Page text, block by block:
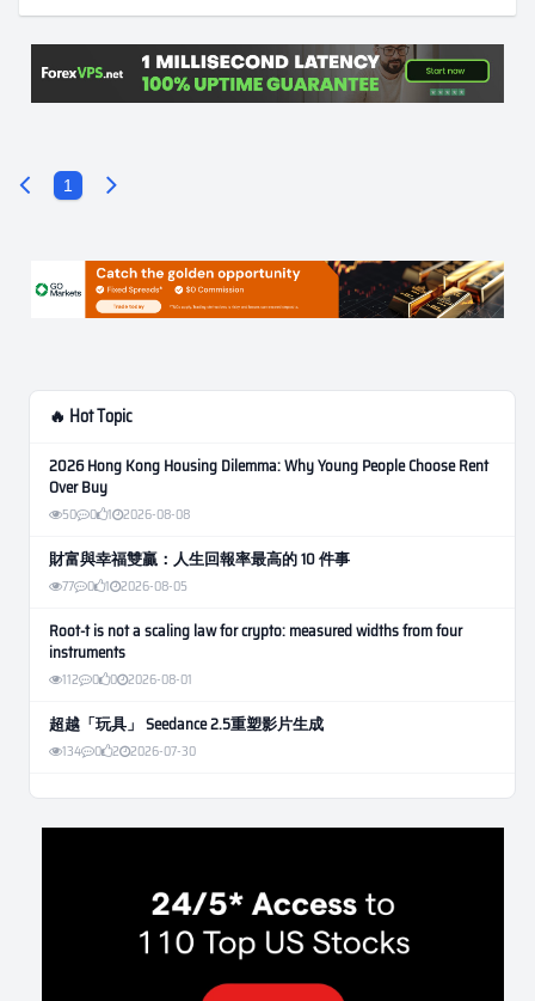
1
🔥 Hot Topic
2026 Hong Kong Housing Dilemma: Why Young People Choose Rent
Over Buy
50 0 1 2026-08-08
財富與幸福雙贏：人生回報率最高的 10 件事
77 0 1 2026-08-05
Root-t is not a scaling law for crypto: measured widths from four
instruments
112 0 0 2026-08-01
超越「玩具」 Seedance 2.5重塑影片生成
134 0 2 2026-07-30
Weekly Momentum Rebalance Strategy for Gold and Silver Trading
180 0 3 2026-07-25
2026-07-24
인생에 반전 기회는 몇 번이나 올까? 한국 소년 주식신 몰락으로
본 레버리지와 인성의 게임